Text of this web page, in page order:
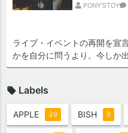
PONY'STOY
ライブ・イベントの再開を宣
かを自分に問うより。今しか
Labels
APPLE 39 BISH 9